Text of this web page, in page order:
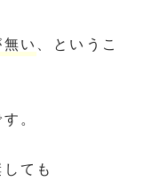
い
、というこ
。
ても